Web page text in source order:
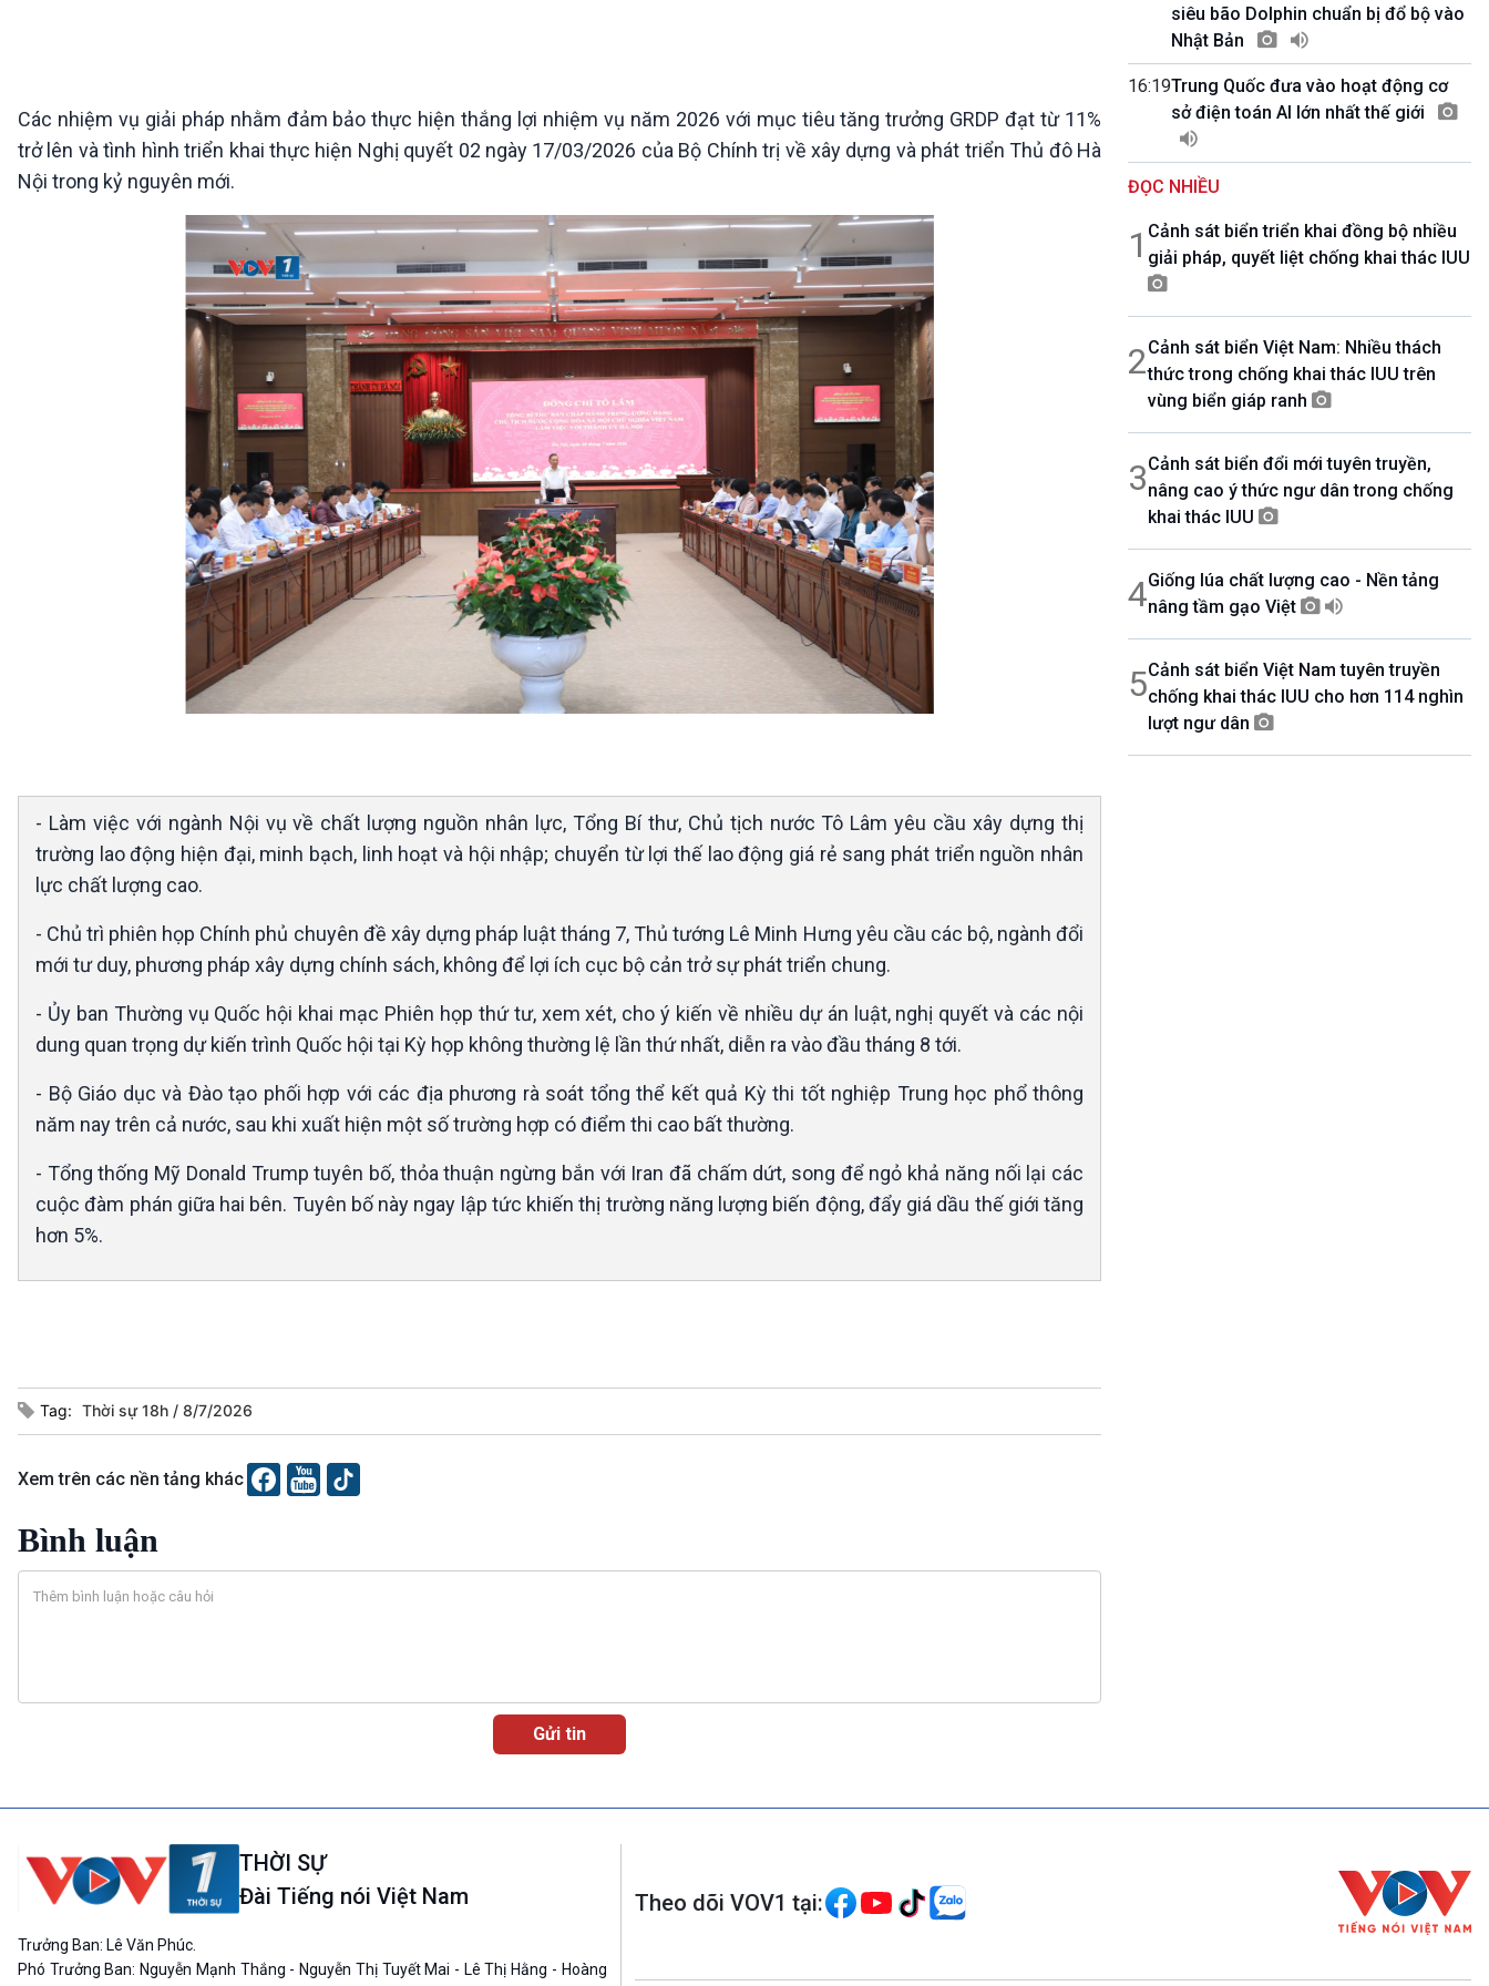
Xã hội chuyển động
Bước chân đến trường
10 phút Sự kiện - Luận bàn
Câu chuyện thời sự
Dòng chảy sự kiện
Đối thoại
Diễn đàn chủ nhật
VOV1 đặc biệt
Các chương trình đặc biệt
Các nhiệm vụ giải pháp nhằm đảm bảo thực hiện thắng lợi nhiệm vụ năm 2026 với mục tiêu tăng trưởng GRDP đạt từ 11%
trở lên và tình hình triển khai thực hiện Nghị quyết 02 ngày 17/03/2026 của Bộ Chính trị về xây dựng và phát triển Thủ đô Hà
Nội trong kỷ nguyên mới.
- Làm việc với ngành Nội vụ về chất lượng nguồn nhân lực, Tổng Bí thư, Chủ tịch nước Tô Lâm yêu cầu xây dựng thị
trường lao động hiện đại, minh bạch, linh hoạt và hội nhập; chuyển từ lợi thế lao động giá rẻ sang phát triển nguồn nhân
lực chất lượng cao.
- Chủ trì phiên họp Chính phủ chuyên đề xây dựng pháp luật tháng 7, Thủ tướng Lê Minh Hưng yêu cầu các bộ, ngành đổi
mới tư duy, phương pháp xây dựng chính sách, không để lợi ích cục bộ cản trở sự phát triển chung.
- Ủy ban Thường vụ Quốc hội khai mạc Phiên họp thứ tư, xem xét, cho ý kiến về nhiều dự án luật, nghị quyết và các nội
dung quan trọng dự kiến trình Quốc hội tại Kỳ họp không thường lệ lần thứ nhất, diễn ra vào đầu tháng 8 tới.
- Bộ Giáo dục và Đào tạo phối hợp với các địa phương rà soát tổng thể kết quả Kỳ thi tốt nghiệp Trung học phổ thông
năm nay trên cả nước, sau khi xuất hiện một số trường hợp có điểm thi cao bất thường.
- Tổng thống Mỹ Donald Trump tuyên bố, thỏa thuận ngừng bắn với Iran đã chấm dứt, song để ngỏ khả năng nối lại các
cuộc đàm phán giữa hai bên. Tuyên bố này ngay lập tức khiến thị trường năng lượng biến động, đẩy giá dầu thế giới tăng
hơn 5%.
Tag: Thời sự 18h 8/7/2026
Xem trên các nền tảng khác
Bình luận
siêu bão Dolphin chuẩn bị đổ bộ vào
Nhật Bản
16:19Trung Quốc đưa vào hoạt động cơ
sở điện toán AI lớn nhất thế giới
ĐỌC NHIỀU
1 Cảnh sát biển triển khai đồng bộ nhiều
giải pháp, quyết liệt chống khai thác IUU
2Cảnh sát biển Việt Nam: Nhiều thách
thức trong chống khai thác IUU trên
vùng biển giáp ranh
3Cảnh sát biển đổi mới tuyên truyền,
nâng cao ý thức ngư dân trong chống
khai thác IUU
4Giống lúa chất lượng cao - Nền tảng
nâng tầm gạo Việt
5Cảnh sát biển Việt Nam tuyên truyền
chống khai thác IUU cho hơn 114 nghìn
lượt ngư dân
THỜI SỰ
Đài Tiếng nói Việt Nam
Trưởng Ban: Lê Văn Phúc.
Phó Trưởng Ban: Nguyễn Mạnh Thắng - Nguyễn Thị Tuyết Mai - Lê Thị Hằng - Hoàng
Theo dõi VOV1 tại: